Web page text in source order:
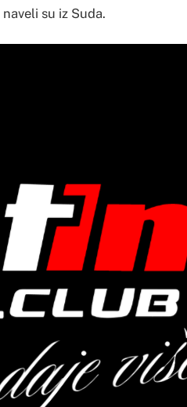
su iz Suda.